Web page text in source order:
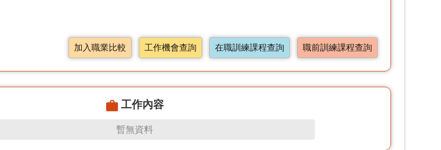
加入職業比較 工作機會查詢 在職訓練課程查詢 職前訓練課程查詢
工作內容
暫無資料